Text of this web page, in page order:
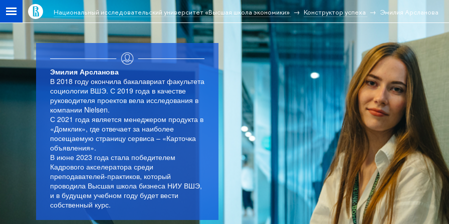
Национальный исследовательский университет «Высшая школа экономики» Конструктор успеха Эмилия Арсланова
Эмилия Арсланова
В 2018 году окончила бакалавриат факультета
социологии ВШЭ. С 2019 года в качестве
руководителя проектов вела исследования в
компании Nielsen.
С 2021 года является менеджером продукта в
«Домклик», где отвечает за наиболее
посещаемую страницу сервиса – «Карточка
объявления».
В июне 2023 года стала победителем
Кадрового акселератора среди
преподавателей-практиков, который
проводила Высшая школа бизнеса НИУ ВШЭ,
и в будущем учебном году будет вести
собственный курс.